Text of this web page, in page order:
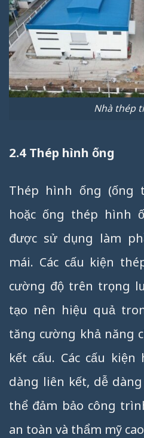
Nhà thép
2.4 Thép hình ống
Thép hình ống (ống
hoặc ống thép hình
được sử dụng làm
mái. Các cấu kiện
cường độ trên trọng
tạo nên hiệu quả
tăng cường khả năng
kết cấu. Các cấu
dàng liên kết, dễ
thể đảm bảo công
an toàn và thẩm mỹ